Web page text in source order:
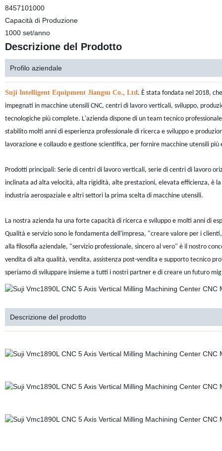
8457101000
Capacità di Produzione
1000 set/anno
Descrizione del Prodotto
Profilo aziendale
Suji IntelligentEquipment Jiangsu Co., Ltd. È stata fondata nel 2018,
impegnati in macchine utensili CNC, centri di lavoro verticali, sviluppo,
tecnologiche più complete. L'azienda dispone di un team tecnico
stabilito molti anni di esperienza professionale di ricerca e sviluppo e
lavorazione e collaudo e gestione scientifica, per fornire macchine utensili
Prodotti principali: Serie di centri di lavoro verticali, serie di centri di lavoro
inclinata ad alta velocità, alta rigidità, alte prestazioni, elevata efficienza, è
industria aerospaziale e altri settori la prima scelta di macchine utensili.
La nostra azienda ha una forte capacità di ricerca e sviluppo e molti anni di
Qualità e servizio sono le fondamenta dell'impresa, "creare valore per i
alla filosofia aziendale, "servizio professionale, sincero al vero" è il nostro
vendita di alta qualità, vendita, assistenza post-vendita e supporto tecnico
speriamo di sviluppare insieme a tutti i nostri partner e di creare un futuro
Descrizione del prodotto